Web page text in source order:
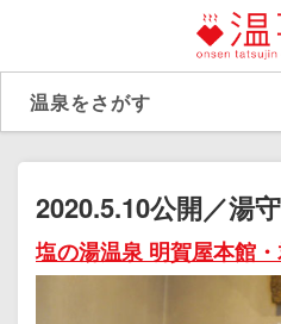
2020.5.10公開／湯
塩の湯温泉 明賀屋本館